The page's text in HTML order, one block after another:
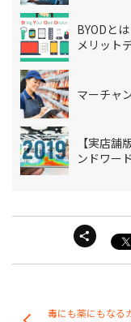
BYODと
メリット
マーチャ
【実店
ンドワー
毒にも薬にもなる